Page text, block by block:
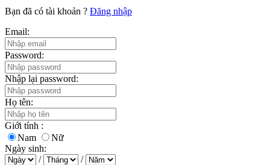
Bạn đã có tài khoản ? Đăng nhập
Email:
Password:
Nhập lại password:
Họ tên:
Giới tính :
Nam
Nữ
Ngày sinh:
/
/